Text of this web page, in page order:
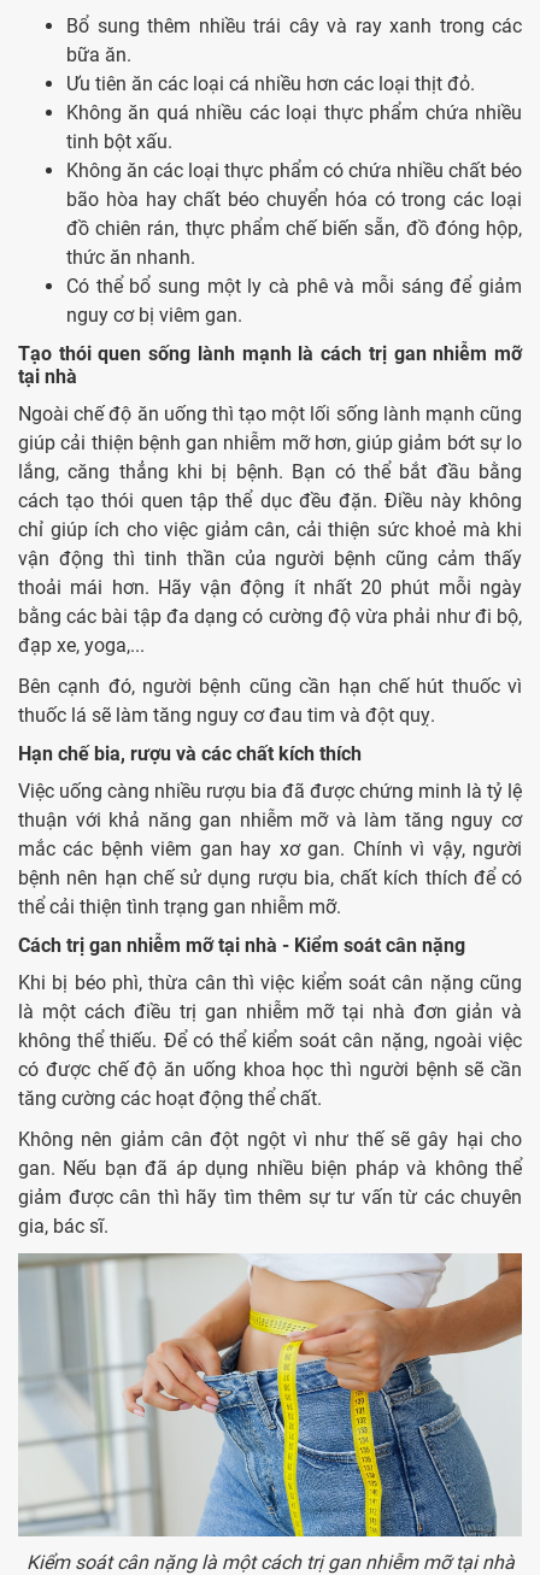
Bổ sung thêm nhiều trái cây và ray xanh trong các
bữa ăn.
Ưu tiên ăn các loại cá nhiều hơn các loại thịt đỏ.
Không ăn quá nhiều các loại thực phẩm chứa nhiều
tinh bột xấu.
Không ăn các loại thực phẩm có chứa nhiều chất béo
bão hòa hay chất béo chuyển hóa có trong các loại
đồ chiên rán, thực phẩm chế biến sẵn, đồ đóng hộp,
thức ăn nhanh.
Có thể bổ sung một ly cà phê và mỗi sáng để giảm
nguy cơ bị viêm gan.
Tạo thói quen sống lành mạnh là cách trị gan nhiễm mỡ
tại nhà
Ngoài chế độ ăn uống thì tạo một lối sống lành mạnh cũng
giúp cải thiện bệnh gan nhiễm mỡ hơn, giúp giảm bớt sự lo
lắng, căng thẳng khi bị bệnh. Bạn có thể bắt đầu bằng
cách tạo thói quen tập thể dục đều đặn. Điều này không
chỉ giúp ích cho việc giảm cân, cải thiện sức khoẻ mà khi
vận động thì tinh thần của người bệnh cũng cảm thấy
thoải mái hơn. Hãy vận động ít nhất 20 phút mỗi ngày
bằng các bài tập đa dạng có cường độ vừa phải như đi bộ,
đạp xe, yoga,...
Bên cạnh đó, người bệnh cũng cần hạn chế hút thuốc vì
thuốc lá sẽ làm tăng nguy cơ đau tim và đột quỵ.
Hạn chế bia, rượu và các chất kích thích
Việc uống càng nhiều rượu bia đã được chứng minh là tỷ lệ
thuận với khả năng gan nhiễm mỡ và làm tăng nguy cơ
mắc các bệnh viêm gan hay xơ gan. Chính vì vậy, người
bệnh nên hạn chế sử dụng rượu bia, chất kích thích để có
thể cải thiện tình trạng gan nhiễm mỡ.
Cách trị gan nhiễm mỡ tại nhà - Kiểm soát cân nặng
Khi bị béo phì, thừa cân thì việc kiểm soát cân nặng cũng
là một cách điều trị gan nhiễm mỡ tại nhà đơn giản và
không thể thiếu. Để có thể kiểm soát cân nặng, ngoài việc
có được chế độ ăn uống khoa học thì người bệnh sẽ cần
tăng cường các hoạt động thể chất.
Không nên giảm cân đột ngột vì như thế sẽ gây hại cho
gan. Nếu bạn đã áp dụng nhiều biện pháp và không thể
giảm được cân thì hãy tìm thêm sự tư vấn từ các chuyên
gia, bác sĩ.
Kiểm soát cân nặng là một cách trị gan nhiễm mỡ tại nhà